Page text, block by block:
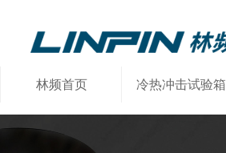
林频首页 冷热冲击试验箱